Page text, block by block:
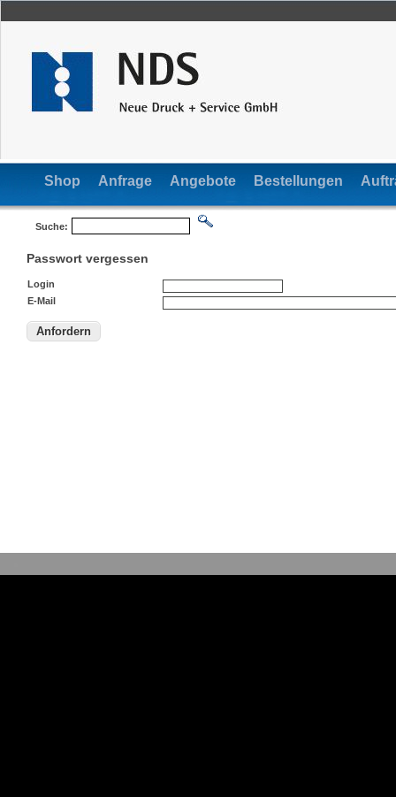
Shop Anfrage Angebote Bestellungen
Suche:
Passwort vergessen
Login
E-Mail
Anfordern